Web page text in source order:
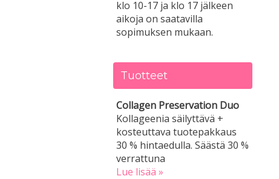
klo 10-17 ja klo 17 jälkeen
aikoja on saatavilla
sopimuksen mukaan.
Tuotteet
Collagen Preservation Duo
Kollageenia säilyttävä +
kosteuttava tuotepakkaus
30 % hintaedulla. Säästä 30 %
verrattuna
Lue lisää »